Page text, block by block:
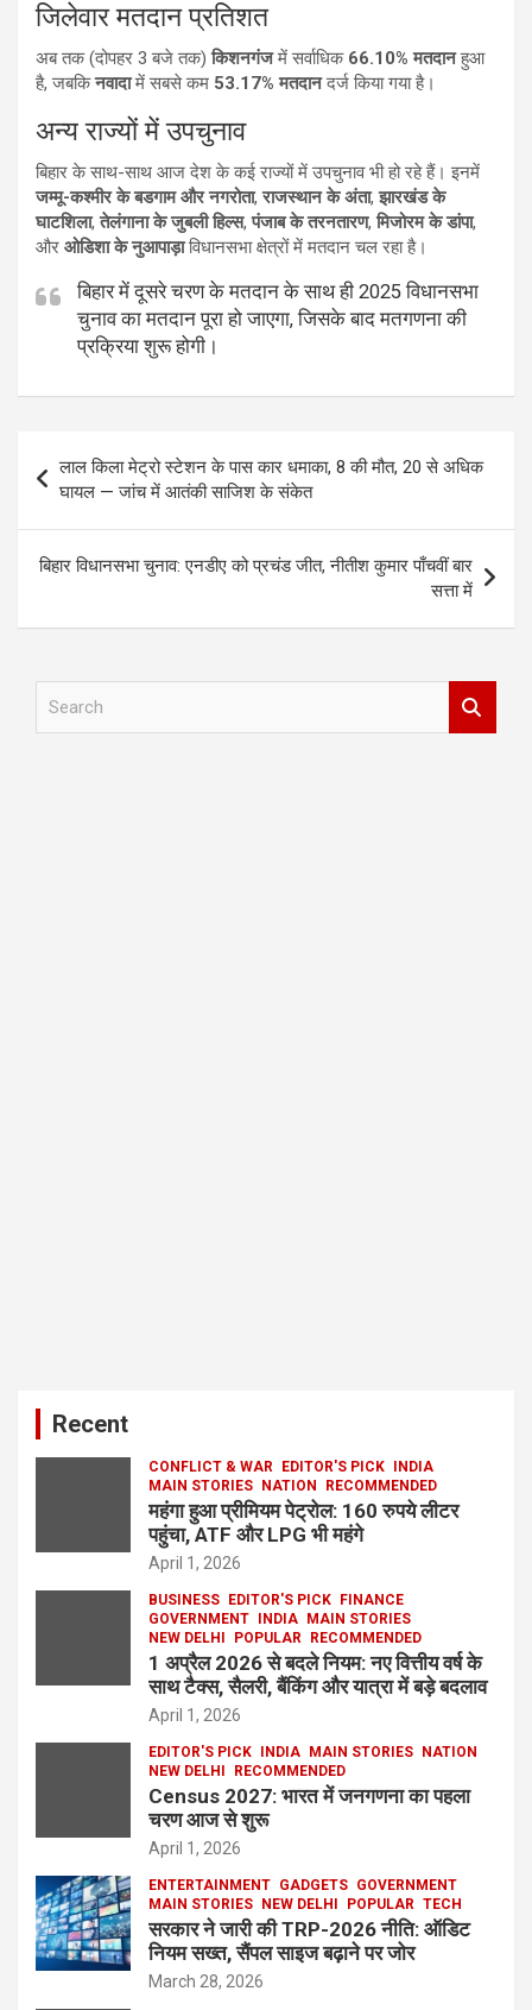
जिलेवार मतदान प्रतिशत
अब तक (दोपहर 3 बजे तक)किशनगंजमें सर्वाधिक 66.10% मतदानहुआ
है, जबकिनवादामें सबसे कम 53.17% मतदानदर्ज किया गया है।
अन्य राज्यों में उपचुनाव
बिहार के साथ-साथ आज देश के कई राज्यों में उपचुनाव भी हो रहे हैं। इनमें
जम्मू-कश्मीर के बडगाम और नगरोता,राजस्थान के अंता,झारखंड के
घाटशिला,तेलंगाना के जुबली हिल्स,पंजाब के तरनतारण,मिजोरम के डांपा,
और ओडिशा के नुआपाड़ाविधानसभा क्षेत्रों में मतदान चल रहा है।
बिहार में दूसरे चरण के मतदान के साथ ही 2025 विधानसभा
चुनाव का मतदान पूरा हो जाएगा, जिसके बाद मतगणना की
प्रक्रिया शुरू होगी।
navigation
लाल किला मेट्रो स्टेशन के पास कार धमाका, 8 की मौत, 20 से अधिक
घायल — जांच में आतंकी साजिश के संकेत
बिहार विधानसभा चुनाव: एनडीए को प्रचंड जीत, नीतीश कुमार पाँचवीं बार
सत्ता में
Recent
CONFLICT & WAR EDITOR'S PICK
INDIA
MAIN STORIES
NATION RECOMMENDED
महंगा हुआ प्रीमियम पेट्रोल: 160 रुपये लीटर
पहुंचा, ATF और LPG भी महंगे
April 1, 2026
BUSINESS EDITOR'S PICK
FINANCE
GOVERNMENT
INDIA
MAIN STORIES
NEW DELHI
POPULAR RECOMMENDED
1 अप्रैल 2026 से बदले नियम: नए वित्तीय वर्ष के
साथ टैक्स, सैलरी, बैंकिंग और यात्रा में बड़े बदलाव
April 1, 2026
EDITOR'S PICK INDIA MAIN STORIES
NATION
NEW DELHI
RECOMMENDED
Census 2027: भारत में जनगणना का पहला
चरण आज से शुरू
April 1, 2026
ENTERTAINMENT GADGETS GOVERNMENT
MAIN STORIES
NEW DELHI POPULAR TECH
सरकार ने जारी की TRP-2026 नीति: ऑडिट
नियम सख्त, सैंपल साइज बढ़ाने पर जोर
March 28, 2026